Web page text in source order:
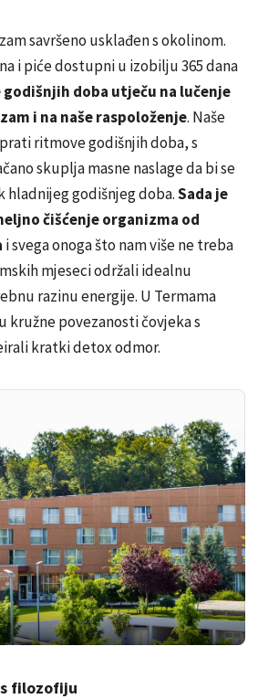
savršeno usklađen s okolinom.
i piće dostupni u izobilju 365 dana
doba utječu na lučenje
i na naše raspoloženje. Naše
ritmove godišnjih doba, s
skuplja masne naslage da bi se
hladnijeg godišnjeg doba.Sada je
čišćenje organizma od
i svega onoga što nam više ne treba
mjeseci održali idealnu
razinu energije. U Termama
kružne povezanosti čovjeka s
kratki detox odmor.
filozofiju